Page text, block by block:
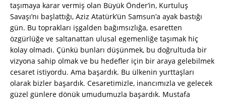
taşımaya karar vermiş olan Büyük Önder’in, Kurtuluş
Savaşı’nı başlattığı, Aziz Atatürk’ün Samsun’a ayak bastığı
gün. Bu toprakları işgalden bağımsızlığa, esaretten
özgürlüğe ve saltanattan ulusal egemenliğe taşımak hiç
kolay olmadı. Çünkü bunları düşünmek, bu doğrultuda bir
vizyona sahip olmak ve bu hedefler için bir araya gelebilmek
cesaret istiyordu. Ama başardık. Bu ülkenin yurttaşları
olarak bizler başardık. Cesaretimizle, inancımızla ve gelecek
güzel günlere dönük umudumuzla başardık. Mustafa